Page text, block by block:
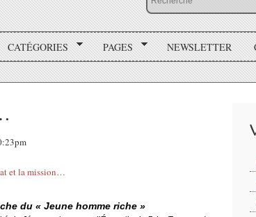
CATÉGORIES PAGES NEWSLETTER
du « Jeune homme riche »